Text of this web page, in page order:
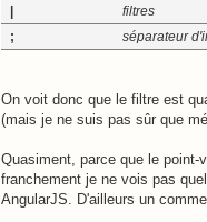
filtres
;
séparateur
On voit donc que le filtre est
(mais je ne suis pas sûr que
Quasiment, parce que le
franchement je ne vois pas
AngularJS. D'ailleurs un